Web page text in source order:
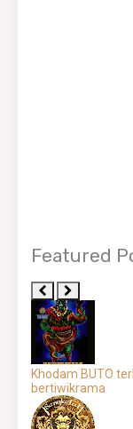
Featured
Khodam BUTO
bertiwikrama